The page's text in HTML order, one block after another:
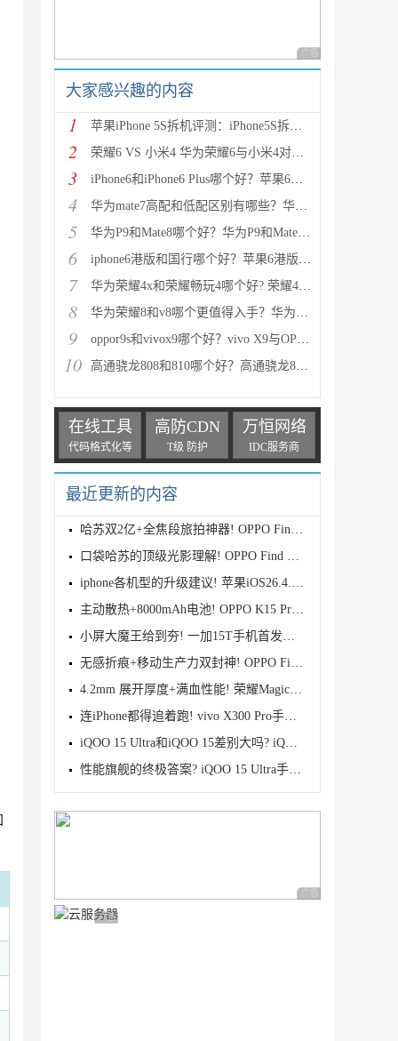
广告 商业广告，理性
大家感兴趣的内容
1 苹果iPhone 5S拆机评测：iPhone5S拆机图解详细教程(真
2 荣耀6 VS 小米4 华为荣耀6与小米4对比评测（详细全面
3 iPhone6和iPhone6 Plus哪个好？苹果6和iPhone6 Plus区
4 华为mate7高配和低配区别有哪些？华为mate7低配(标准
5 华为P9和Mate8哪个好？华为P9和Mate8详细对比评测
6 iphone6港版和国行哪个好？苹果6港版和国行区别对比评
7 华为荣耀4x和荣耀畅玩4哪个好? 荣耀4x和荣耀畅玩4区别
8 华为荣耀8和v8哪个更值得入手？华为荣耀v8和荣耀8全面
9 oppor9s和vivox9哪个好？vivo X9与OPPO R9s区别对比深
10 高通骁龙808和810哪个好？高通骁龙808和810区别对比评
在线工具
代码格式化等
高防CDN
T级 防护
万恒网络
IDC服务商
最近更新的内容
哈苏双2亿+全焦段旅拍神器! OPPO Find X9s Pro首发全
口袋哈苏的顶级光影理解! OPPO Find X9 Ultra首发评测
iphone各机型的升级建议! 苹果iOS26.4.1正式版续航测
主动散热+8000mAh电池! OPPO K15 Pro首发评测
小屏大魔王给到夯! 一加15T手机首发测评
无感折痕+移动生产力双封神! OPPO Find N6首发测评
4.2mm 展开厚度+满血性能! 荣耀Magic V6首发测评
连iPhone都得追着跑! vivo X300 Pro手机首发评测
iQOO 15 Ultra和iQOO 15差别大吗? iQOO 15/Ultra区别
性能旗舰的终极答案? iQOO 15 Ultra手机全面评测
广告 商业广告，理性
广告 商业广告，理性选择